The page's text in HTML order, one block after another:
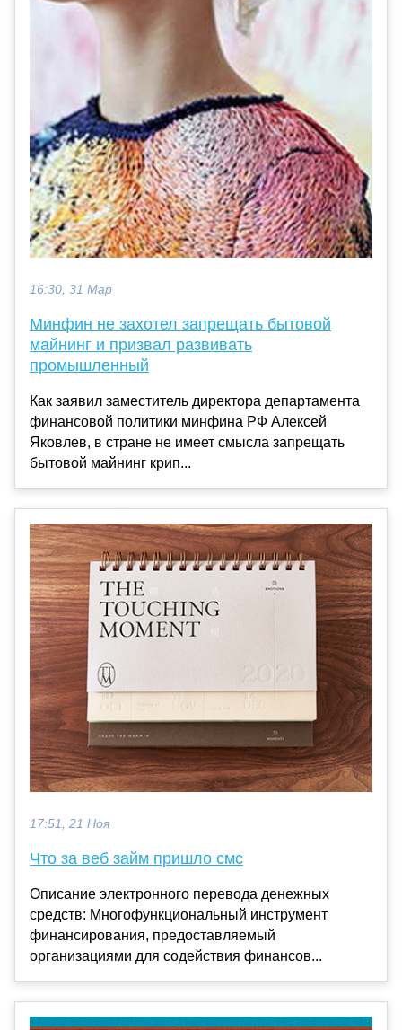
16:30, 31 Мар
Минфин не захотел запрещать бытовой
майнинг и призвал развивать
промышленный
Как заявил заместитель директора департамента
финансовой политики минфина РФ Алексей
Яковлев, в стране не имеет смысла запрещать
бытовой майнинг крип...
17:51, 21 Ноя
Что за веб займ пришло смс
Описание электронного перевода денежных
средств: Многофункциональный инструмент
финансирования, предоставляемый
организациями для содействия финансов...